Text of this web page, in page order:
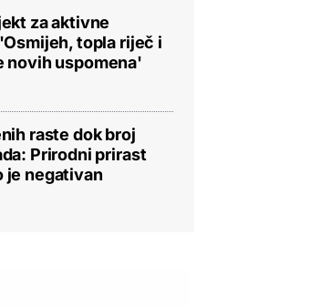
za aktivne
topla riječ i
novih uspomena'
raste dok broj
Prirodni prirast
je negativan